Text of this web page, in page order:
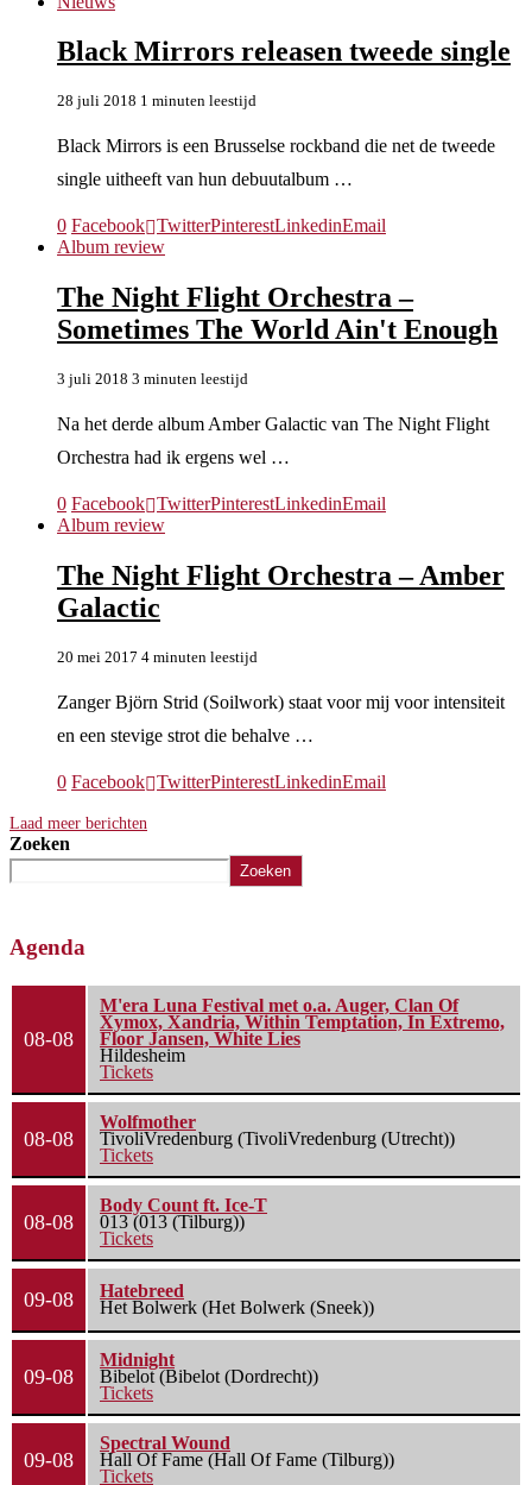
Black Mirrors releasen tweede single
28 juli 2018 1 minuten leestijd
Black Mirrors is een Brusselse rockband die net de tweede
single uitheeft van hun debuutalbum …
0 Facebook TwitterPinterestLinkedinEmail
Album review
The Night Flight Orchestra –
Sometimes The World Ain't Enough
3 juli 2018 3 minuten leestijd
Na het derde album Amber Galactic van The Night Flight
Orchestra had ik ergens wel …
0 Facebook TwitterPinterestLinkedinEmail
Album review
The Night Flight Orchestra – Amber
Galactic
20 mei 2017 4 minuten leestijd
Zanger Björn Strid (Soilwork) staat voor mij voor intensiteit
en een stevige strot die behalve …
0 Facebook TwitterPinterestLinkedinEmail
Laad meer berichten
Zoeken
Zoeken
Agenda
08-08
M'era Luna Festival met o.a. Auger, Clan Of
Xymox, Xandria, Within Temptation, In Extremo,
Floor Jansen, White Lies
Hildesheim
Tickets
08-08
Wolfmother
TivoliVredenburg (TivoliVredenburg (Utrecht))
Tickets
08-08
Body Count ft. Ice-T
013 (013 (Tilburg))
Tickets
09-08
Hatebreed
Het Bolwerk (Het Bolwerk (Sneek))
09-08
Midnight
Bibelot (Bibelot (Dordrecht))
Tickets
09-08
Spectral Wound
Hall Of Fame (Hall Of Fame (Tilburg))
Tickets